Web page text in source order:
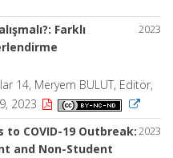
2023
Farklı
14, Meryem BULUT, Editör,
2023
2023
COVID-19 Outbreak:
and Non-Student